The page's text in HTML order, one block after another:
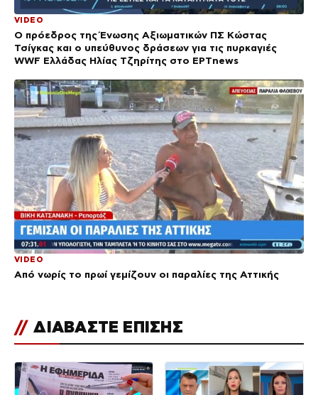
VIDEO
Ο πρόεδρος της Ένωσης Αξιωματικών ΠΣ Κώστας
Τσίγκας και ο υπεύθυνος δράσεων για τις πυρκαγιές
WWF Ελλάδας Ηλίας Τζηρίτης στο ΕΡΤnews
VIDEO
Από νωρίς το πρωί γεμίζουν οι παραλίες της Αττικής
// ΔΙΑΒΑΣΤΕ ΕΠΙΣΗΣ